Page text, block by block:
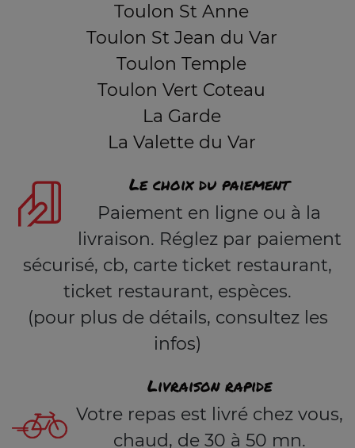
Toulon St Anne
Toulon St Jean du Var
Toulon Temple
Toulon Vert Coteau
La Garde
La Valette du Var
Le choix du paiement
Paiement en ligne ou à la
livraison. Réglez par paiement
sécurisé, cb, carte ticket restaurant,
ticket restaurant, espèces.
(pour plus de détails, consultez les
infos)
Livraison rapide
Votre repas est livré chez vous,
chaud, de 30 à 50 mn.